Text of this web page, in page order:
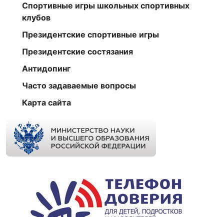
Спортивные игры школьных спортивных
клубов
Президентские спортивные игры
Президентские состязания
Антидопинг
Часто задаваемые вопросы
Карта сайта